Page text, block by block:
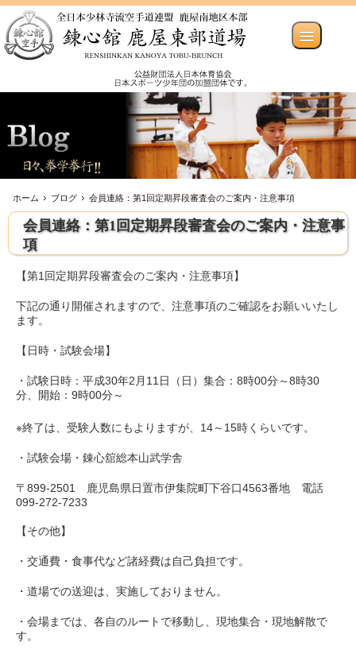
ホーム ブログ 会員連絡：第1回定期昇段審査会のご案内・注意事項
会員連絡：第1回定期昇段審査会のご案内・注意事
項
【第1回定期昇段審査会のご案内・注意事項】
下記の通り開催されますので、注意事項のご確認をお願いいたし
ます。
【日時・試験会場】
・試験日時：平成30年2月11日（日）集合：8時00分～8時30
分、開始：9時00分～
※終了は、受験人数にもよりますが、14～15時くらいです。
・試験会場・錬心舘総本山武学舎
〒899-2501 鹿児島県日置市伊集院町下谷口4563番地 電話
099-272-7233
【その他】
・交通費・食事代など諸経費は自己負担です。
・道場での送迎は、実施しておりません。
・会場までは、各自のルートで移動し、現地集合・現地解散で
す。